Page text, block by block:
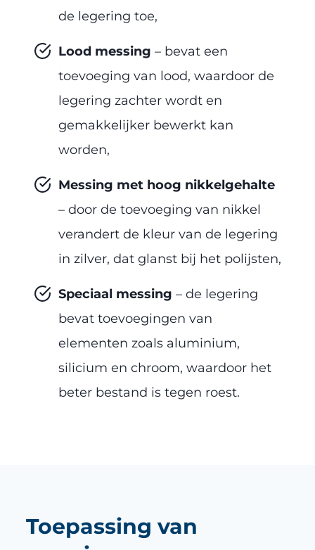
de legering toe,
Lood messing – bevat een
toevoeging van lood, waardoor de
legering zachter wordt en
gemakkelijker bewerkt kan
worden,
Messing met hoog nikkelgehalte
– door de toevoeging van nikkel
verandert de kleur van de legering
in zilver, dat glanst bij het polijsten,
Speciaal messing – de legering
bevat toevoegingen van
elementen zoals aluminium,
silicium en chroom, waardoor het
beter bestand is tegen roest.
Toepassing van